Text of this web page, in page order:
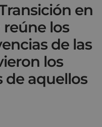
en
reúne los
de las
los
aquellos